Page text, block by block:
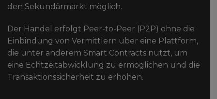
den Sekundärmarkt möglich.
Der Handel erfolgt Peer-to-Peer (P2P) ohne die
Einbindung von Vermittlern über eine Plattform,
die unter anderem Smart Contracts nutzt, um
eine Echtzeitabwicklung zu ermöglichen und die
Transaktionssicherheit zu erhöhen.